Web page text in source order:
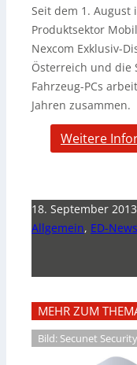
Seit dem 1. August
Produktsektor
Nexcom Exklusiv-
Österreich und die
Fahrzeug-PCs
Jahren zusammen.
Weitere
18. September 2013
Allgemein, ED-
MEHR ZUM
Bild: Secunet